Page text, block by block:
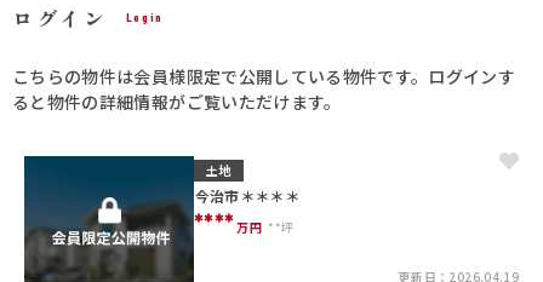
ログイン Login
こちらの物件は会員様限定で公開している物件です。ログインす
ると物件の詳細情報がご覧いただけます。
土地
今治市＊＊＊＊
****万円 **坪
更新日：2026.04.19